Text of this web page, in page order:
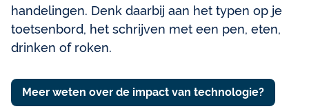
handelingen. Denk daarbij aan het typen op je
toetsenbord, het schrijven met een pen, eten,
drinken of roken.
Meer weten over de impact van technologie?